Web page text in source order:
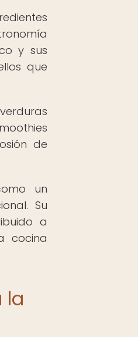
y sus
que
de
un
Su
a
cocina
la